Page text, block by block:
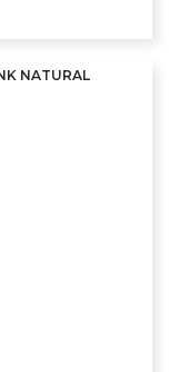
NATURAL